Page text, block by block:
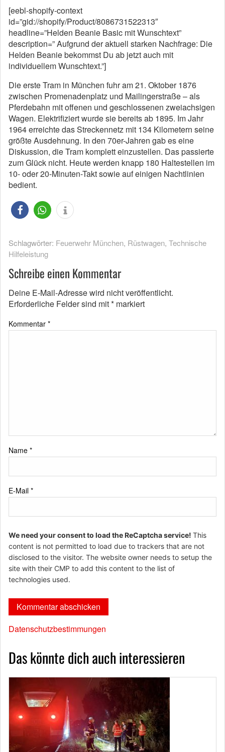
[eebl-shopify-context
id=”gid://shopify/Product/8086731522313″
headline=”Helden Beanie Basic mit Wunschtext”
description=” Aufgrund der aktuell starken Nachfrage: Die
Helden Beanie bekommst Du ab jetzt auch mit
individuellem Wunschtext.”]
Die erste Tram in München fuhr am 21. Oktober 1876
zwischen Promenadenplatz und Mailingerstraße – als
Pferdebahn mit offenen und geschlossenen zweiachsigen
Wagen. Elektrifiziert wurde sie bereits ab 1895. Im Jahr
1964 erreichte das Streckennetz mit 134 Kilometern seine
größte Ausdehnung. In den 70er-Jahren gab es eine
Diskussion, die Tram komplett einzustellen. Das passierte
zum Glück nicht. Heute werden knapp 180 Haltestellen im
10- oder 20-Minuten-Takt sowie auf einigen Nachtlinien
bedient.
Schlagwörter: Feuerwehr München, Rüstwagen, Technische
Hilfeleistung
Schreibe einen Kommentar
Deine E-Mail-Adresse wird nicht veröffentlicht.
Erforderliche Felder sind mit* markiert
Kommentar *
Name *
E-Mail *
We need your consent to load the ReCaptcha service! This
content is not permitted to load due to trackers that are not
disclosed to the visitor. The website owner needs to setup the
site with their CMP to add this content to the list of
technologies used.
Datenschutzbestimmungen
Das könnte dich auch interessieren